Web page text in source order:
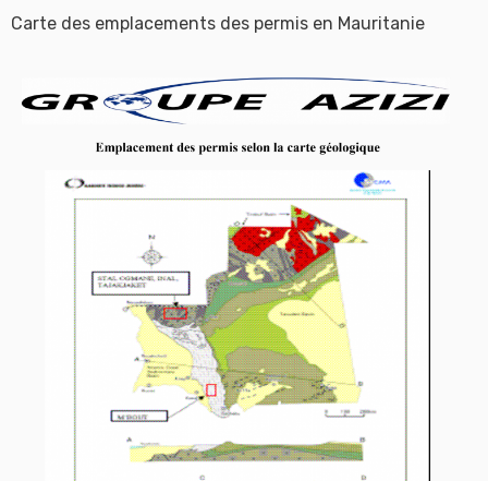
Carte des emplacements des permis en Mauritanie